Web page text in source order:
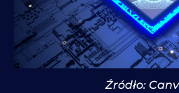
Źródło: